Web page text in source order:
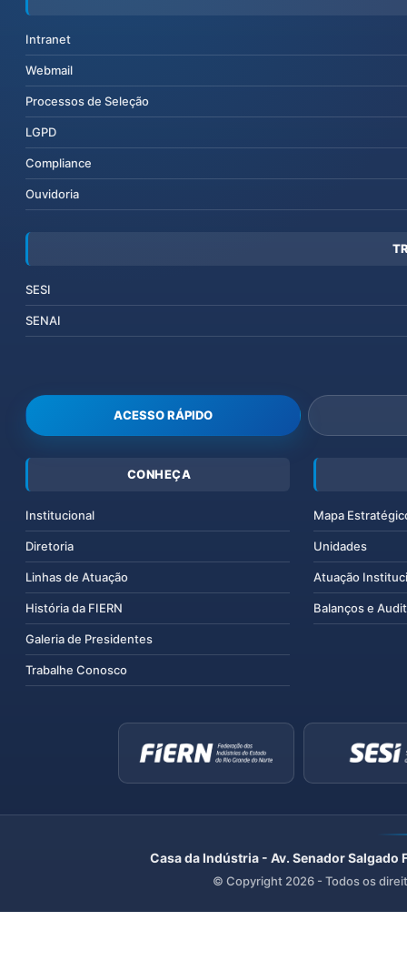
Intranet
Webmail
Processos de Seleção
LGPD
Compliance
Ouvidoria
SESI
SENAI
ACESSO RÁPIDO
CONHEÇA
Institucional
Diretoria
Linhas de Atuação
História da FIERN
Galeria de Presidentes
Trabalhe Conosco
Mapa
Unidades
Atuação
Balanços e
Casa da Indústria - Av. Senador
© Copyright 2026 - Todos os